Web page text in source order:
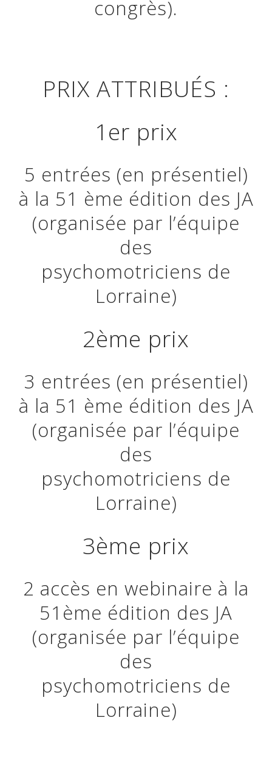
congrès).
PRIX ATTRIBUÉS :
1er prix
5 entrées (en présentiel)
à la 51 ème édition des JA
(organisée par l’équipe
des
psychomotriciens de
Lorraine)
2ème prix
3 entrées (en présentiel)
à la 51 ème édition des JA
(organisée par l’équipe
des
psychomotriciens de
Lorraine)
3ème prix
2 accès en webinaire à la
51ème édition des JA
(organisée par l’équipe
des
psychomotriciens de
Lorraine)